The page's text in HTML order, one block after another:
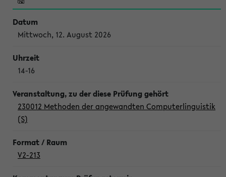
Mittwoch, 12. August 2026
14-16
230012 Methoden der angewandten Computerlinguistik
(S)
V2-213